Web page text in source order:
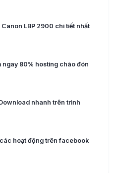
LBP 2900 chi tiết nhất
ngay 80% hosting chào đón
nhanh trên trình
hoạt động trên facebook